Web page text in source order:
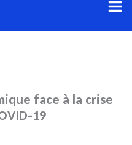
face à la crise
19